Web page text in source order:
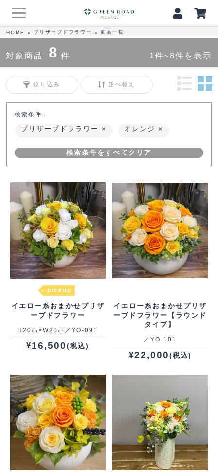
HOME > プリザーブドフラワー > 商品一覧
対象商品 8 件 1件~8件を表示
絞り込み 並べ替え
検索条件：
プリザーブドフラワー オレンジ
検索条件をすべてクリア
pickup
イエロー系おまかせプリザ
ーブドフラワー
H20㎝×W20㎝／YO‐091
¥16,500(税込)
イエロー系おまかせプリザ
ーブドフラワー【ラウンド
タイプ】
／YO‐101
¥22,000(税込)